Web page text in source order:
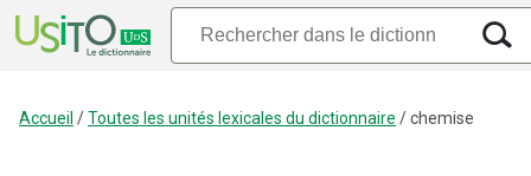
Accueil /Toutes les unités lexicales du dictionnaire /chemise